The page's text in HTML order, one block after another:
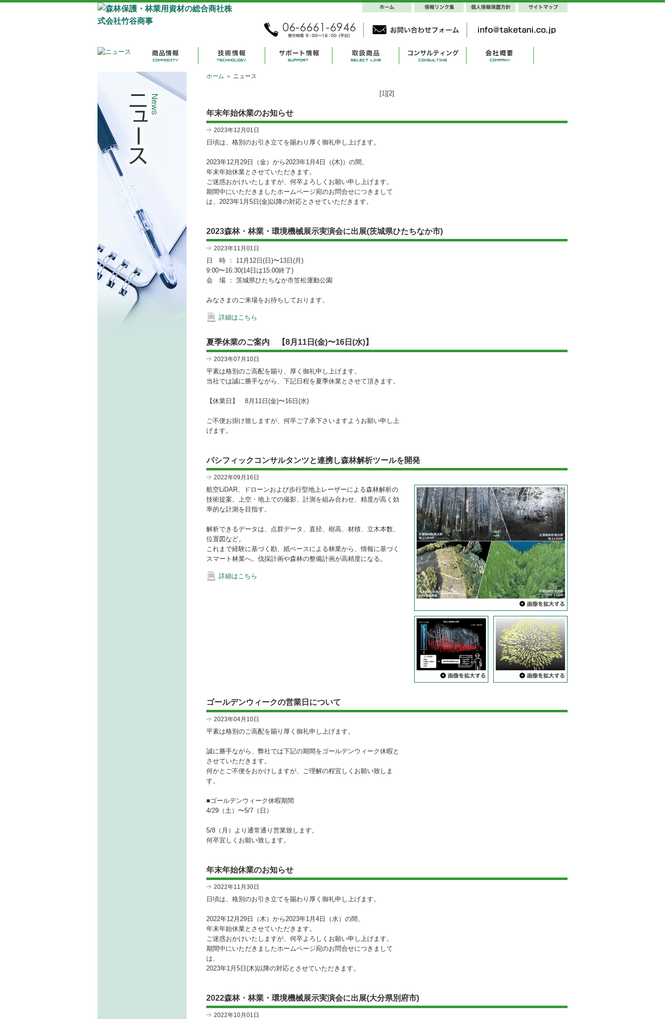
ホーム ＞ ニュース
[1][2]
年末年始休業のお知らせ
2023年12月01日
日頃は、格別のお引き立てを賜わり厚く御礼申し上げます。
2023年12月29日（金）から2023年1月4日（(木)）の間、
年末年始休業とさせていただきます。
ご迷惑おかけいたしますが、何卒よろしくお願い申し上げます。
期間中にいただきましたホームページ宛のお問合せにつきまして
は、2023年1月5日(金)以降の対応とさせていただきます。
2023森林・林業・環境機械展示実演会に出展(茨城県ひたちなか市)
2023年11月01日
日 時 ： 11月12日(日)〜13日(月)
9:00〜16:30(14日は15:00終了)
会 場 ： 茨城県ひたちなか市笠松運動公園
みなさまのご来場をお待ちしております。
詳細はこちら
夏季休業のご案内 【8月11日(金)〜16日(水)】
2023年07月10日
平素は格別のご高配を賜り、厚く御礼申し上げます。
当社では誠に勝手ながら、下記日程を夏季休業とさせて頂きます。
【休業日】 8月11日(金)〜16日(水)
ご不便お掛け致しますが、何卒ご了承下さいますようお願い申し上
げます。
パシフィックコンサルタンツと連携し森林解析ツールを開発
2022年09月16日
航空LiDAR、ドローンおよび歩行型地上レーザーによる森林解析の
技術提案。上空・地上での撮影、計測を組み合わせ、精度が高く効
率的な計測を目指す。
解析できるデータは、点群データ、直径、樹高、材積、立木本数、
位置図など。
これまで経験に基づく勘、紙ベースによる林業から、情報に基づく
スマート林業へ。伐採計画や森林の整備計画が高精度になる。
詳細はこちら
ゴールデンウィークの営業日について
2023年04月10日
平素は格別のご高配を賜り厚く御礼申し上げます。
誠に勝手ながら、弊社では下記の期間をゴールデンウィーク休暇と
させていただきます。
何かとご不便をおかけしますが、ご理解の程宜しくお願い致しま
す。
■ゴールデンウィーク休暇期間
4/29（土）〜5/7（日）
5/8（月）より通常通り営業致します。
何卒宜しくお願い致します。
年末年始休業のお知らせ
2022年11月30日
日頃は、格別のお引き立てを賜わり厚く御礼申し上げます。
2022年12月29日（木）から2023年1月4日（水）の間、
年末年始休業とさせていただきます。
ご迷惑おかけいたしますが、何卒よろしくお願い申し上げます。
期間中にいただきましたホームページ宛のお問合せにつきまして
は、
2023年1月5日(木)以降の対応とさせていただきます。
2022森林・林業・環境機械展示実演会に出展(大分県別府市)
2022年10月01日